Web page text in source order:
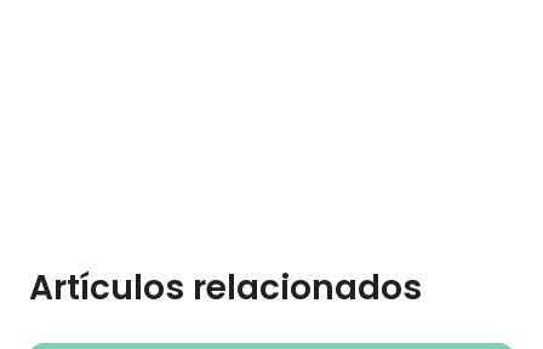
Artículos relacionados